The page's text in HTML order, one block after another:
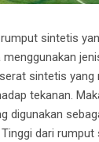
sintetis
sintetis yang
tekanan.
digunakan
dari rumput